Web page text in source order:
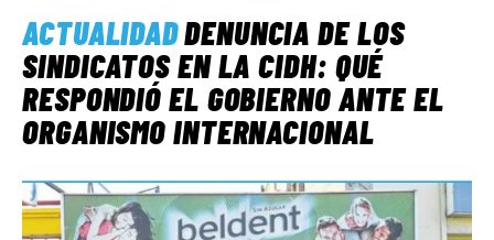
ACTUALIDADDENUNCIA DE LOS
SINDICATOS EN LA CIDH: QUÉ
RESPONDIÓ EL GOBIERNO ANTE EL
ORGANISMO INTERNACIONAL